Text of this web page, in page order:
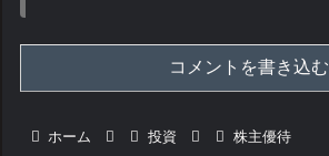
コメントを書き込む
ホーム 投資 株主優待